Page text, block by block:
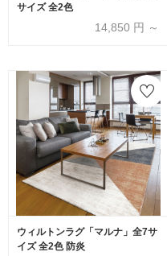
サイズ 全2色
14,850 円 ～
ウィルトンラグ「マルナ」全7サ
イズ 全2色 防炎